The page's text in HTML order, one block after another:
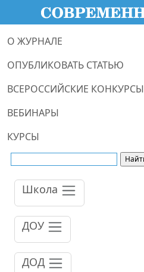
О ЖУРНАЛЕ
ОПУБЛИКОВАТЬ СТАТЬЮ
ВСЕРОССИЙСКИЕ КОНКУРСЫ
ВЕБИНАРЫ
КУРСЫ
Школа
ДОУ
ДОД